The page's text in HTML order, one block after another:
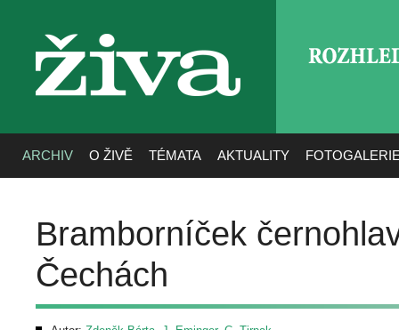
živa
ARCHIV O ŽIVĚ TÉMATA AKTUALITY
Bramborníček
Čechách